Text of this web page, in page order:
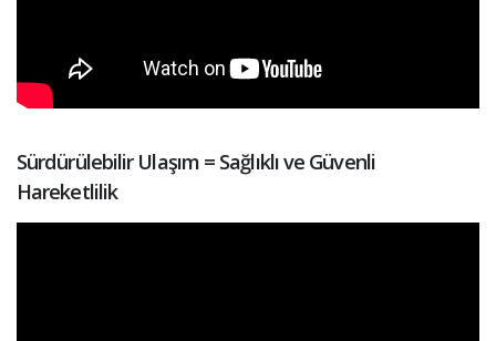
Sürdürülebilir Ulaşım = Sağlıklı ve Güvenli
Hareketlilik